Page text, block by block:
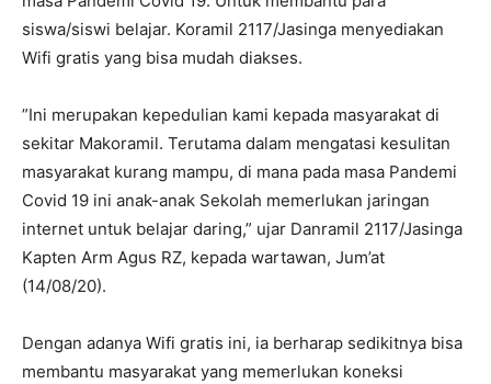
siswa/siswi belajar. Koramil 2117/Jasinga menyediakan
Wifi gratis yang bisa mudah diakses.
”Ini merupakan kepedulian kami kepada masyarakat di
sekitar Makoramil. Terutama dalam mengatasi kesulitan
masyarakat kurang mampu, di mana pada masa Pandemi
Covid 19 ini anak-anak Sekolah memerlukan jaringan
internet untuk belajar daring,” ujar Danramil 2117/Jasinga
Kapten Arm Agus RZ, kepada wartawan, Jum’at
(14/08/20).
Dengan adanya Wifi gratis ini, ia berharap sedikitnya bisa
membantu masyarakat yang memerlukan koneksi